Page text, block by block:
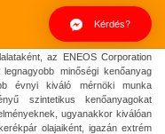
Kérdés?
az ENEOS Corporation
minőségi kenőanyag
évnyi kiváló mérnöki munka
szintetikus kenőanyagokat
ugyanakkor kiválóan
olajaiként, igazán extrém